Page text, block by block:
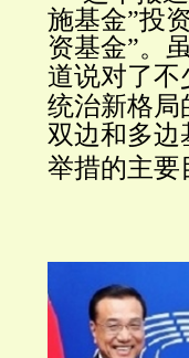
施基金”投
资基金”。
道说对了不
统治新格局
双边和多边
举措的主要